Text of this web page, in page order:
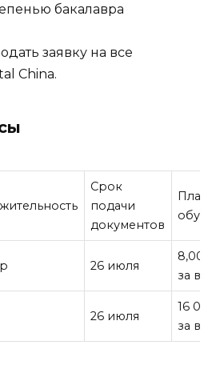
бакалавра
заявку на все
China.
Срок
подачи
документов
Плата
26 июля
8,000
за все
26 июля
16
за все